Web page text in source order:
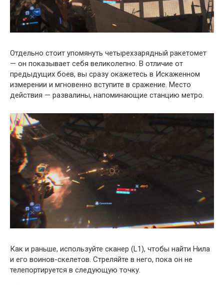
Отдельно стоит упомянуть четырехзарядный ракетомет
— он показывает себя великолепно. В отличие от
предыдущих боев, вы сразу окажетесь в Искаженном
измерении и мгновенно вступите в сражение. Место
действия — развалины, напоминающие станцию метро.
Как и раньше, используйте сканер (L1), чтобы найти Нила
и его воинов-скелетов. Стреляйте в него, пока он не
телепортируется в следующую точку.